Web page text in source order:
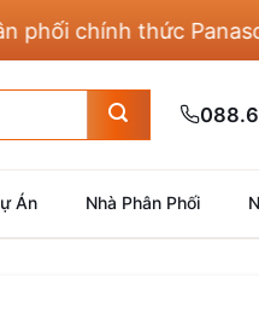
Panasonic,
Án Nhà Phân Phối